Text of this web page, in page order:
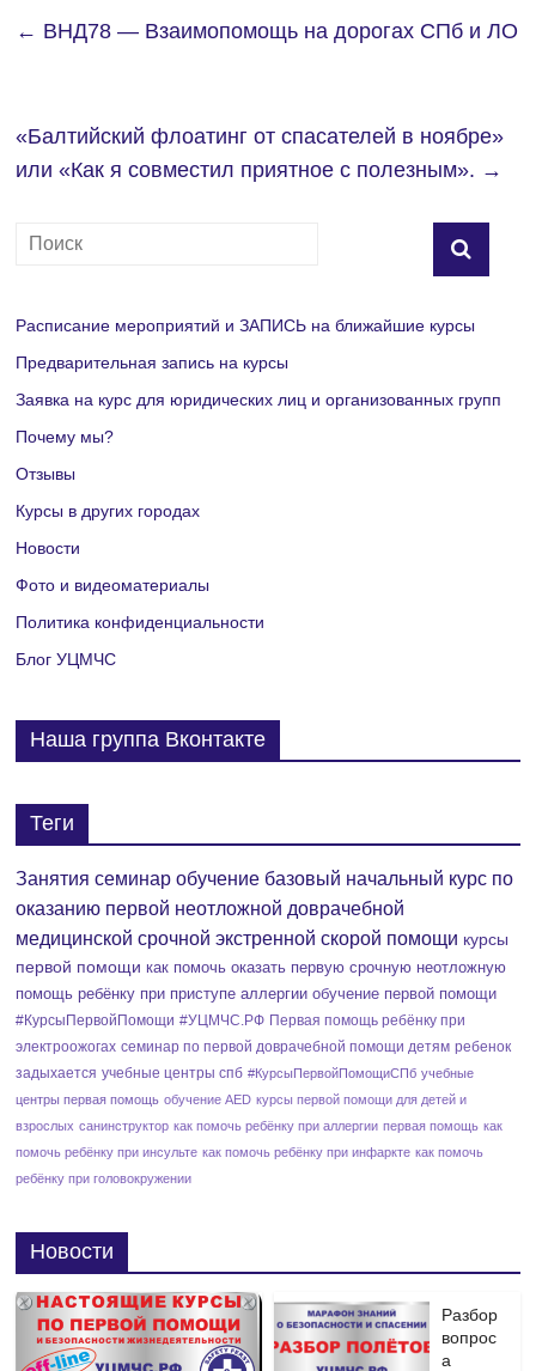
← ВНД78 — Взаимопомощь на дорогах СПб и ЛО
«Балтийский флоатинг от спасателей в ноябре»
или «Как я совместил приятное с полезным». →
Расписание мероприятий и ЗАПИСЬ на ближайшие курсы
Предварительная запись на курсы
Заявка на курс для юридических лиц и организованных групп
Почему мы?
Отзывы
Курсы в других городах
Новости
Фото и видеоматериалы
Политика конфиденциальности
Блог УЦМЧС
Наша группа Вконтакте
Теги
Занятия семинар обучение базовый начальный курс по
оказанию первой неотложной доврачебной
медицинской срочной экстренной скорой помощи курсы
первой помощи как помочь оказать первую срочную неотложную
помощь ребёнку при приступе аллергии обучение первой помощи
#КурсыПервойПомощи #УЦМЧС.РФ Первая помощь ребёнку при
электроожогах семинар по первой доврачебной помощи детям ребенок
задыхается учебные центры спб #КурсыПервойПомощиСПб учебные
центры первая помощь обучение AED курсы первой помощи для детей и
взрослых санинструктор как помочь ребёнку при аллергии первая помощь как
помочь ребёнку при инсульте как помочь ребёнку при инфаркте как помочь
ребёнку при головокружении
Новости
Разбор
вопрос
а